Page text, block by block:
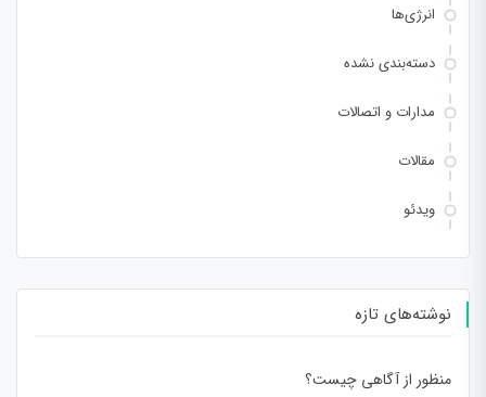
انرژی‌ها
دسته‌بندی نشده
مدارات و اتصالات
مقالات
ویدئو
نوشته‌های تازه
منظور از آگاهی چیست؟